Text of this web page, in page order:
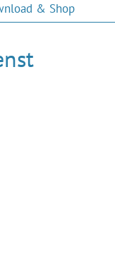
& Shop